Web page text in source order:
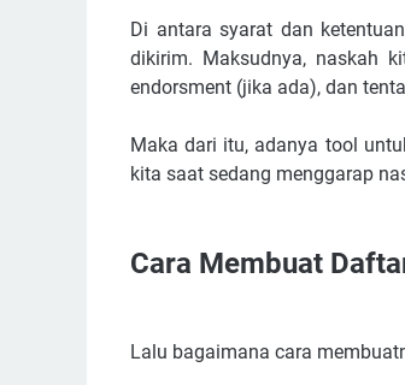
Di antara syarat dan
dikirim. Maksudnya, naskah
endorsment (jika ada), dan
Maka dari itu, adanya tool
kita saat sedang menggarap
Cara Membuat
Lalu bagaimana cara